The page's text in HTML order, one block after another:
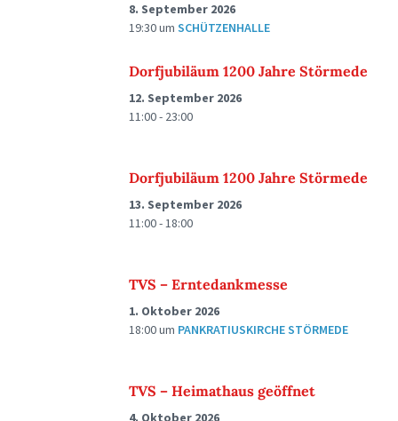
8. September 2026
19:30um SCHÜTZENHALLE
Dorfjubiläum 1200 Jahre Störmede
12. September 2026
11:00 - 23:00
Dorfjubiläum 1200 Jahre Störmede
13. September 2026
11:00 - 18:00
TVS – Erntedankmesse
1. Oktober 2026
18:00um PANKRATIUSKIRCHE STÖRMEDE
TVS – Heimathaus geöffnet
4. Oktober 2026